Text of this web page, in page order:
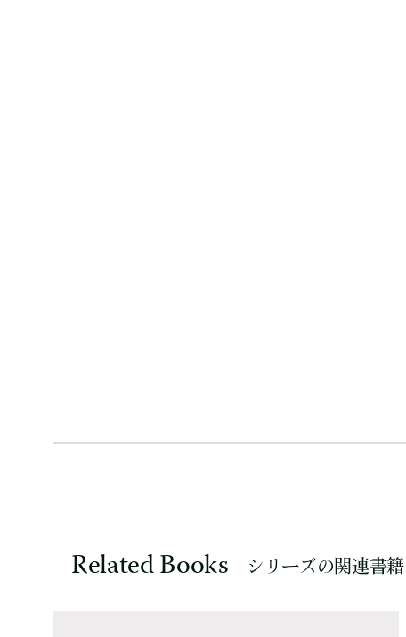
Related Books シリーズの関連書籍